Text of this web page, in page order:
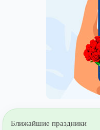
Ближайшие праздники